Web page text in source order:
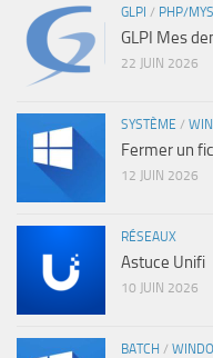
GLPI / PHP/
GLPI Mes
22 JUIN 2026
SYSTÈME /
Fermer un
12 JUIN 2026
RÉSEAUX
Astuce Unifi
10 JUIN 2026
BATCH /